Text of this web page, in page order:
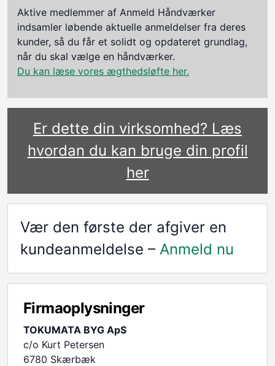
Aktive medlemmer af Anmeld Håndværker
indsamler løbende aktuelle anmeldelser fra deres
kunder, så du får et solidt og opdateret grundlag,
når du skal vælge en håndværker.
Du kan læse vores ægthedsløfte her.
Er dette din virksomhed? Læs
hvordan du kan bruge din profil
her
Vær den første der afgiver en
kundeanmeldelse – Anmeld nu
Firmaoplysninger
TOKUMATA BYG ApS
c/o Kurt Petersen
6780 Skærbæk